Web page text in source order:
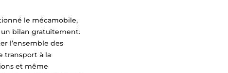
le mécamobile,
bilan gratuitement.
l’ensemble des
transport à la
et même